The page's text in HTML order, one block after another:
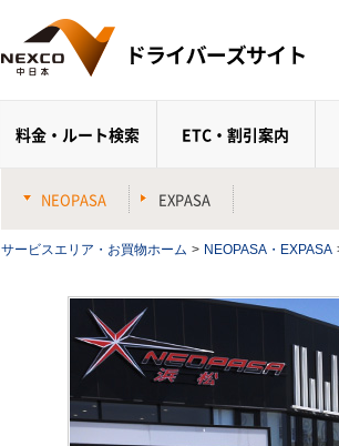
料金・ルート検索 ETC・割引案内
NEOPASA EXPASA
サービスエリア・お買物ホーム > NEOPASA・EXPASA